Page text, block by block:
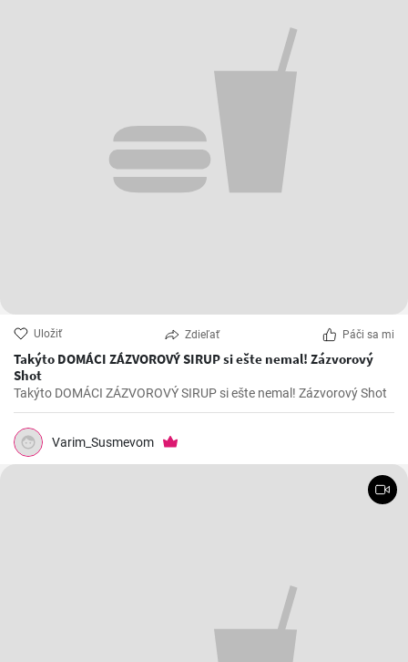
Uložiť Zdieľať Páči sa mi
Takýto DOMÁCI ZÁZVOROVÝ SIRUP si ešte nemal! Zázvorový
Shot
Takýto DOMÁCI ZÁZVOROVÝ SIRUP si ešte nemal! Zázvorový Shot
Varim_Susmevom